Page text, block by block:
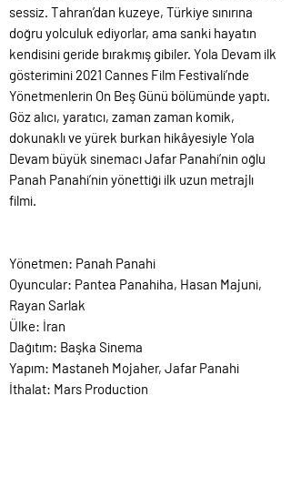
sessiz. Tahran’dan kuzeye, Türkiye sınırına
doğru yolculuk ediyorlar, ama sanki hayatın
kendisini geride bırakmış gibiler. Yola Devam ilk
gösterimini 2021 Cannes Film Festivali’nde
Yönetmenlerin On Beş Günü bölümünde yaptı.
Göz alıcı, yaratıcı, zaman zaman komik,
dokunaklı ve yürek burkan hikâyesiyle Yola
Devam büyük sinemacı Jafar Panahi’nin oğlu
Panah Panahi’nin yönettiği ilk uzun metrajlı
filmi.
Yönetmen: Panah Panahi
Oyuncular: Pantea Panahiha, Hasan Majuni,
Rayan Sarlak
Ülke: İran
Dağıtım: Başka Sinema
Yapım: Mastaneh Mojaher, Jafar Panahi
İthalat: Mars Production